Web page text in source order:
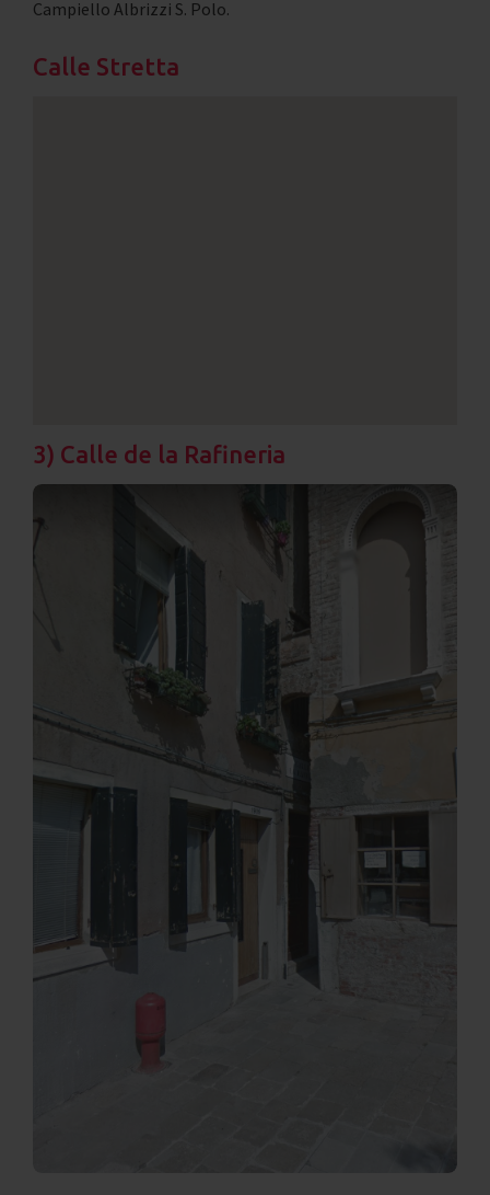
Campiello Albrizzi S. Polo.
Calle Stretta
3) Calle de la Rafineria